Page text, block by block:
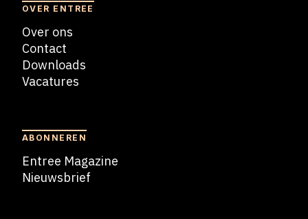
OVER ENTREE
Over ons
Contact
Downloads
Vacatures
ABONNEREN
Entree Magazine
Nieuwsbrief